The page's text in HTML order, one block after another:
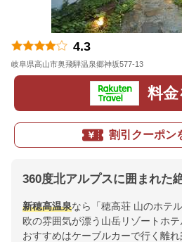
4.3
岐阜県高山市奥飛騨温泉郷神坂577-13
料
割引クーポン
360度北アルプスに囲まれた
新穂高温泉なら「穂高荘 山のホテ
欧の雰囲気が漂う山岳リゾートホ
おすすめはケーブルカーで行く離